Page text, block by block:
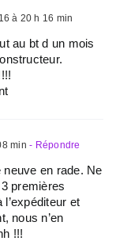
à 20 h 16 min
au bt d un mois
min - Répondre
neuve en rade. Ne
premières
l’expéditeur et
nous n’en
!!!